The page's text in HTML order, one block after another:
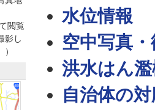
閲覧
影し
水位情報
空中写真
洪水はん
自治体の